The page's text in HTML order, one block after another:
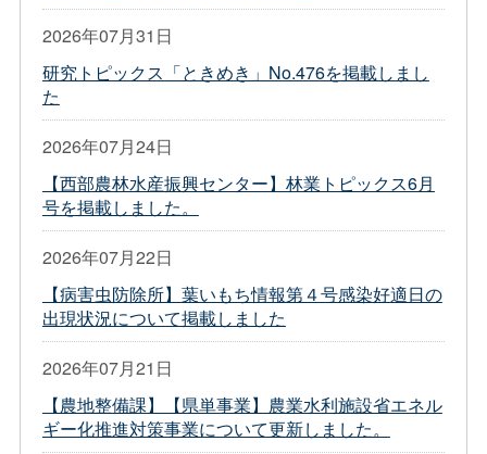
2026年07月31日
研究トピックス「ときめき」No.476を掲載しまし
た
2026年07月24日
【西部農林水産振興センター】林業トピックス6月
号を掲載しました。
2026年07月22日
【病害虫防除所】葉いもち情報第４号感染好適日の
出現状況について掲載しました
2026年07月21日
【農地整備課】【県単事業】農業水利施設省エネル
ギー化推進対策事業について更新しました。